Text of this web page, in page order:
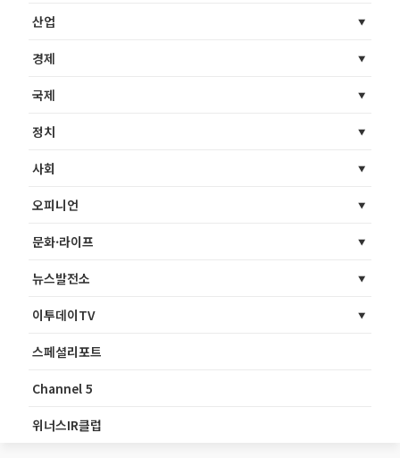
산업
경제
국제
정치
사회
오피니언
문화·라이프
뉴스발전소
이투데이TV
스페셜리포트
Channel 5
위너스IR클럽